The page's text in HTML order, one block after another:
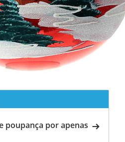
poupança por apenas